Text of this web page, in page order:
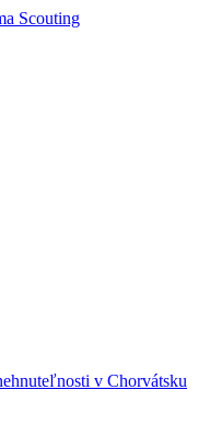
v Chorvátsku